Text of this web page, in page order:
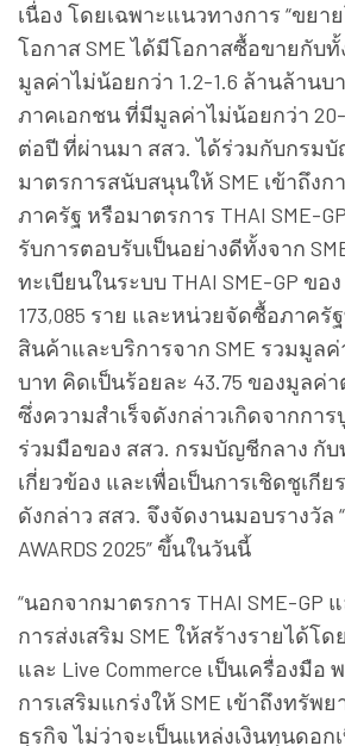
เนื่อง โดยเฉพาะแนวทางการ “ขยา
โอกาส SME ได้มีโอกาสซื้อขายกับ
มูลค่าไม่น้อยกว่า 1.2-1.6 ล้านล้าน
ภาคเอกชน ที่มีมูลค่าไม่น้อยกว่า
ต่อปี ที่ผ่านมา สสว. ได้ร่วมกับกรม
มาตรการสนับสนุนให้ SME เข้าถึง
ภาครัฐ หรือมาตรการ THAI SME-
รับการตอบรับเป็นอย่างดีทั้งจาก
ทะเบียนในระบบ THAI SME-GP ขอ
173,085 ราย และหน่วยจัดซื้อภาครั
สินค้าและบริการจาก SME รวมมูลค่
บาท คิดเป็นร้อยละ 43.75 ของมูลค่
ซึ่งความสำเร็จดังกล่าวเกิดจากกา
ร่วมมือของ สสว. กรมบัญชีกลาง กั
เกี่ยวข้อง และเพื่อเป็นการเชิดชูเกี
ดังกล่าว สสว. จึงจัดงานมอบรางวัล
AWARDS 2025” ขึ้นในวันนี้
​“นอกจากมาตรการ THAI SME-GP
การส่งเสริม SME ให้สร้างรายได้โด
และ Live Commerce เป็นเครื่องมื
การเสริมแกร่งให้ SME เข้าถึงทรัพ
ธุรกิจ ไม่ว่าจะเป็นแหล่งเงินทุนดอ